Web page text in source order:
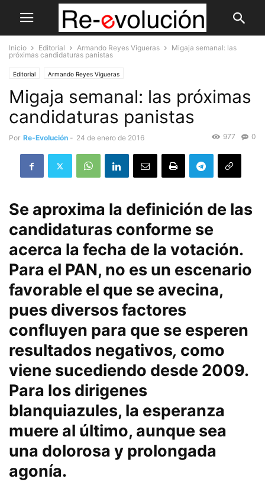
Inicio Editorial Armando Reyes Vigueras
Migaja semanal: las
próximas candidaturas panistas
Editorial Armando Reyes Vigueras
Migaja semanal: las próximas
candidaturas panistas
Por Re-Evolución - 24 de enero de 2016 0
977
Se aproxima la definición de las
candidaturas conforme se
acerca la fecha de la votación.
Para el PAN, no es un escenario
favorable el que se avecina,
pues diversos factores
confluyen para que se esperen
resultados negativos, como
viene sucediendo desde 2009.
Para los dirigenes
blanquiazules, la esperanza
muere al último, aunque sea
una dolorosa y prolongada
agonía.